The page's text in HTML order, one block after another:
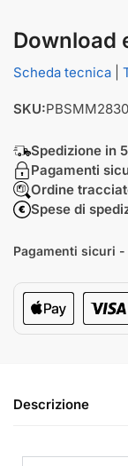
Download
Scheda tecnica
SKU:PBSMM2830
Spedizione in
Pagamenti
Ordine
Spese di
Pagamenti sicuri
Descrizione